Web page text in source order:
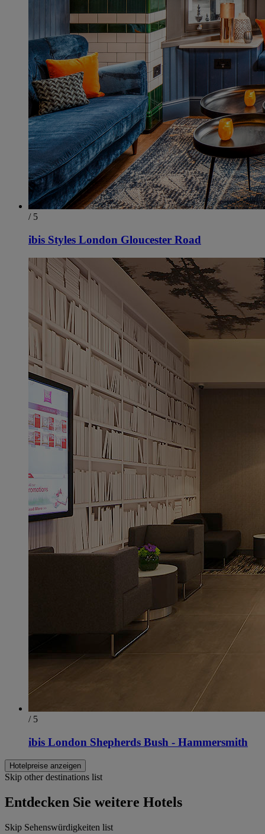
/ 5
ibis Styles London Gloucester Road
/ 5
ibis London Shepherds Bush - Hammersmith
Hotelpreise anzeigen
Skip other destinations list
Entdecken Sie weitere Hotels
Skip Sehenswürdigkeiten list